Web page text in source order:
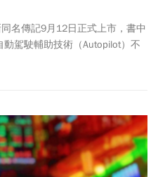
名傳記9月12日正式上市，書中
駕駛輔助技術（Autopilot）不
發雷霆。